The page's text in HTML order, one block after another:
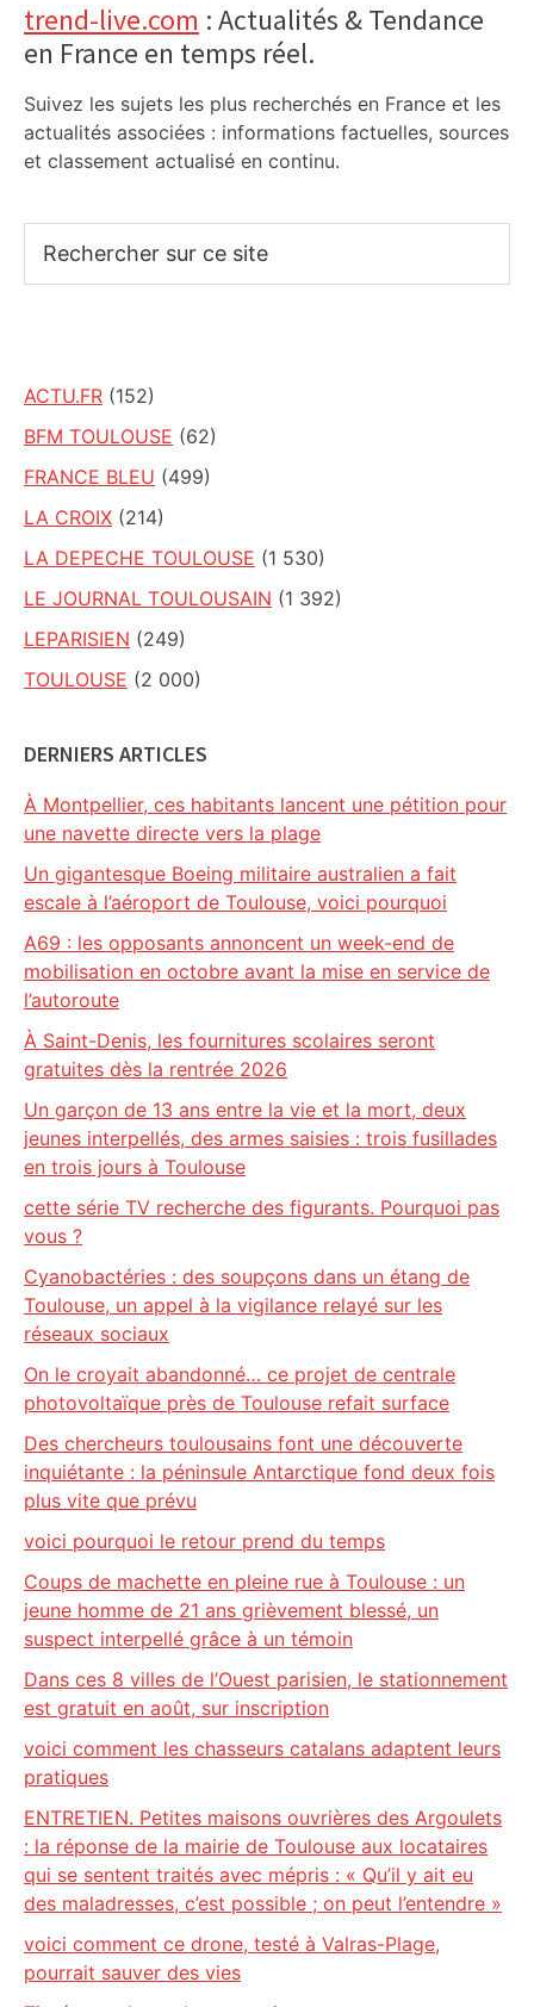
Primary
Sidebar
trend-live.com : Actualités & Tendance
en France en temps réel.
Suivez les sujets les plus recherchés en France et les
actualités associées : informations factuelles, sources
et classement actualisé en continu.
sur
ACTU.FR (152)
BFM TOULOUSE (62)
FRANCE BLEU (499)
LA CROIX (214)
LA DEPECHE TOULOUSE (1 530)
LE JOURNAL TOULOUSAIN (1 392)
LEPARISIEN (249)
TOULOUSE (2 000)
DERNIERS ARTICLES
À Montpellier, ces habitants lancent une pétition pour
une navette directe vers la plage
Un gigantesque Boeing militaire australien a fait
escale à l’aéroport de Toulouse, voici pourquoi
A69 : les opposants annoncent un week-end de
mobilisation en octobre avant la mise en service de
l’autoroute
À Saint-Denis, les fournitures scolaires seront
gratuites dès la rentrée 2026
Un garçon de 13 ans entre la vie et la mort, deux
jeunes interpellés, des armes saisies : trois fusillades
en trois jours à Toulouse
cette série TV recherche des figurants. Pourquoi pas
vous ?
Cyanobactéries : des soupçons dans un étang de
Toulouse, un appel à la vigilance relayé sur les
réseaux sociaux
On le croyait abandonné… ce projet de centrale
photovoltaïque près de Toulouse refait surface
Des chercheurs toulousains font une découverte
inquiétante : la péninsule Antarctique fond deux fois
plus vite que prévu
voici pourquoi le retour prend du temps
Coups de machette en pleine rue à Toulouse : un
jeune homme de 21 ans grièvement blessé, un
suspect interpellé grâce à un témoin
Dans ces 8 villes de l’Ouest parisien, le stationnement
est gratuit en août, sur inscription
voici comment les chasseurs catalans adaptent leurs
pratiques
ENTRETIEN. Petites maisons ouvrières des Argoulets
: la réponse de la mairie de Toulouse aux locataires
qui se sentent traités avec mépris : « Qu’il y ait eu
des maladresses, c’est possible ; on peut l’entendre »
voici comment ce drone, testé à Valras-Plage,
pourrait sauver des vies